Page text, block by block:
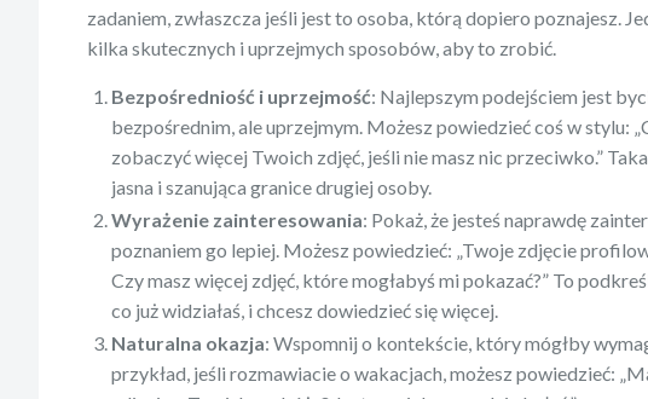
zadaniem, zwłaszcza jeśli jest to osoba, którą dopiero poznajesz.
kilka skutecznych i uprzejmych sposobów, aby to zrobić.
Bezpośredniość i uprzejmość: Najlepszym podejściem jest
bezpośrednim, ale uprzejmym. Możesz powiedzieć coś w stylu:
zobaczyć więcej Twoich zdjęć, jeśli nie masz nic przeciwko.”
jasna i szanująca granice drugiej osoby.
Wyrażenie zainteresowania: Pokaż, że jesteś naprawdę
poznaniem go lepiej. Możesz powiedzieć: „Twoje zdjęcie
Czy masz więcej zdjęć, które mogłabyś mi pokazać?” To
co już widziałaś, i chcesz dowiedzieć się więcej.
Naturalna okazja: Wspomnij o kontekście, który mógłby
przykład, jeśli rozmawiacie o wakacjach, możesz powiedzieć: